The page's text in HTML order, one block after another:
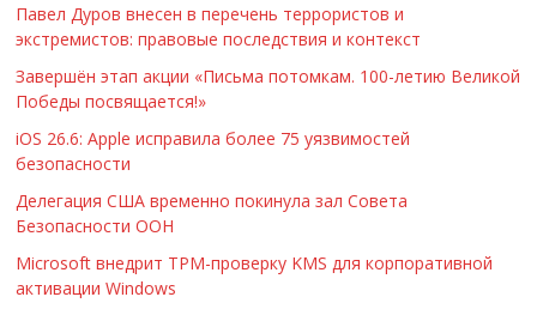
Павел Дуров внесен в перечень террористов и
экстремистов: правовые последствия и контекст
Завершён этап акции «Письма потомкам. 100-летию Великой
Победы посвящается!»
iOS 26.6: Apple исправила более 75 уязвимостей
безопасности
Делегация США временно покинула зал Совета
Безопасности ООН
Microsoft внедрит TPM-проверку KMS для корпоративной
активации Windows